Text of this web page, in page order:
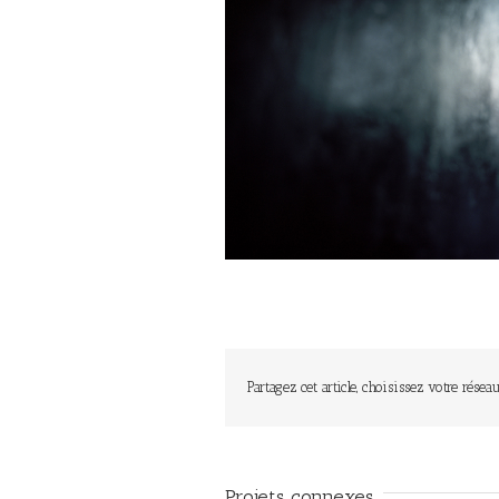
Partagez cet article, choisissez votre